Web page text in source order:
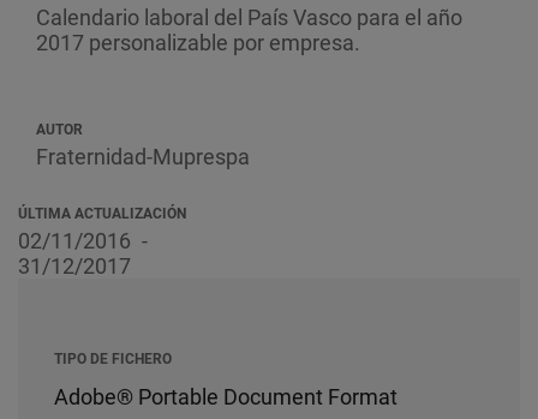
Calendario laboral del País Vasco para el año
2017 personalizable por empresa.
AUTOR
Fraternidad-Muprespa
ÚLTIMA ACTUALIZACIÓN
02/11/2016
31/12/2017
TIPO DE FICHERO
Adobe® Portable Document Format